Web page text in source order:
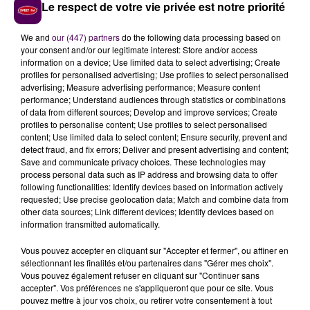
maintenant que la succession de Vincent Collet est
officiellement ouverte :
septembre avec la Fédération mais pour l’instant, il
n’y a aucune discussion. Moi je suis comme les
joueurs,j’ai des rêves et des objectifs. Comme tous
les entraîneurs français, je regarde l’équipe de
France avec beaucoup d’admiration et peut-être la
volonté d’y arriver un jour mais ça s’arrête là pour
l’instant"assure l’ancien coach de Vichy.
LE PROGRAMME DE LA PRÉ-SAISON DU MSB
Mercredi 28 août
MSB vs Blois (19h)
Mercredi 31 août et samedi 1er septembre
Tournoi de Vannes
Le respect de votre vie privée est notre priorité
We and our (447) partnersdo the following data processing based on
your consent and/or our legitimate interest: Store and/or access
information on a device; Use limited data to select advertising; Create
profiles for personalised advertising; Use profiles to select personalised
advertising; Measure advertising performance; Measure content
performance; Understand audiences through statistics or combinations
of data from different sources; Develop and improve services; Create
profiles to personalise content; Use profiles to select personalised
content; Use limited data to select content; Ensure security, prevent and
detect fraud, and fix errors; Deliver and present advertising and content;
Save and communicate privacy choices. These technologies may
process personal data such as IP address and browsing data to offer
following functionalities: Identify devices based on information actively
requested; Use precise geolocation data; Match and combine data from
other data sources; Link different devices; Identify devices based on
information transmitted automatically.
Vous pouvez accepter en cliquant sur "Accepter et fermer", ou affiner en
sélectionnant les finalités et/ou partenaires dans "Gérer mes choix".
Vous pouvez également refuser en cliquant sur "Continuer sans
accepter". Vos préférences ne s'appliqueront que pour ce site. Vous
pouvez mettre à jour vos choix, ou retirer votre consentement à tout